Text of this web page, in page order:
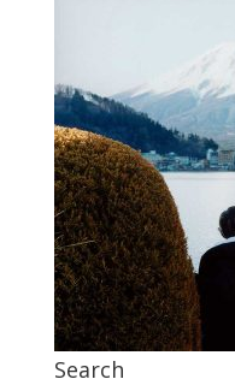
Search